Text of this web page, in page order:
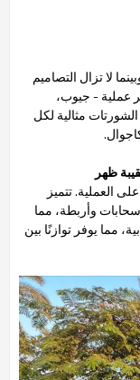
وبينما لا تزال التصاميم
عملية - جيوب،
مثالية لكل
العملية. تتميز
وأربطة، مما
مما يوفر توازنًا بين